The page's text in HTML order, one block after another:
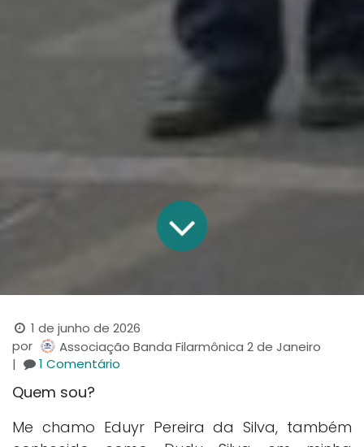
1 de junho de 2026
por
Associação Banda Filarmônica 2 de Janeiro
|
1 Comentário
Quem sou?
Me chamo Eduyr Pereira da Silva, também